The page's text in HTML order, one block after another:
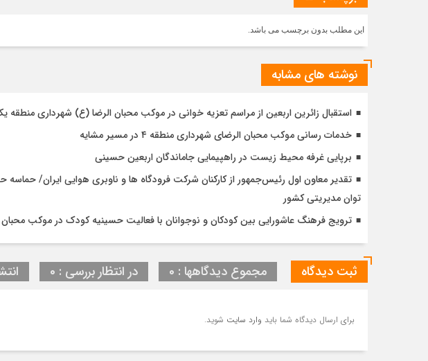
این مطلب بدون برچسب می باشد.
نوشته های مشابه
استقبال زائرین اربعین از مراسم تعزیه خوانی در موکب محبان الرضا (ع) شهرداری منطقه
خدمات رسانی موکب محبان الرضای شهرداری منطقه ۴ در مسیر مشایه
برپایی غرفه محیط زیست در راهپیمایی جاماندگان اربعین حسینی
تقدیر معاون اول رئیس‌جمهور از کارکنان شرکت فرودگاه ها و ناوبری هوایی ایران/ حماسه
توان مدیریتی کشور
ترویج فرهنگ عاشورایی بین کودکان و نوجوانان با فعالیت حسینیه کودک در موکب
ثبت دیدگاه مجموع دیدگاهها : 0 در انتظار بررسی : 0
برای ارسال دیدگاه شما باید وارد سایت شوید.